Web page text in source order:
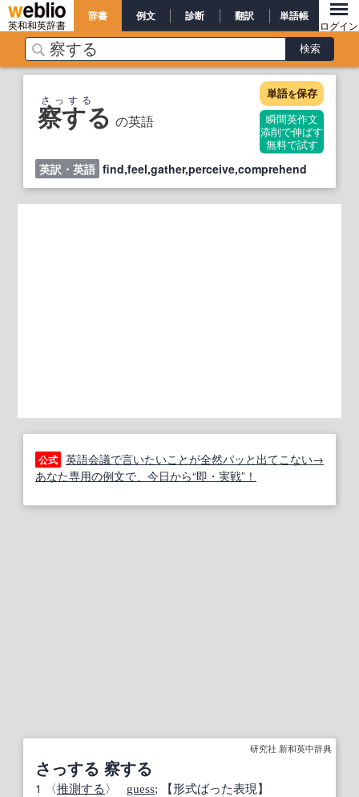
英和和英辞書
辞書 例文 診断 翻訳 単語帳
ログイン
察する の英語
さっする 単語を保存
瞬間英作文
添削で伸ばす
無料で試す
英訳・英語 find,feel,gather,perceive,comprehend
公式 英語会議で言いたいことが全然パッと出てこない→
あなた専用の例文で、今日から“即・実戦”！
研究社 新和英中辞典
さっする 察する
1 〈推測する 〉 guess;
【形式ばった表現】